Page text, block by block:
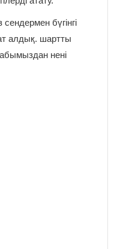
бүгінгі
алдық. шартты
нені